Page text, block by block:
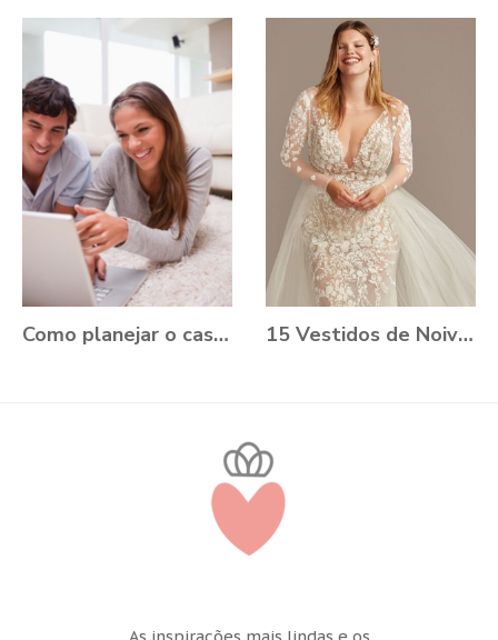
Como planejar o casamento durante a Pandemia? 15 Vestidos de Noiva Plus Size para você se apaixonar
As inspirações mais lindas e os